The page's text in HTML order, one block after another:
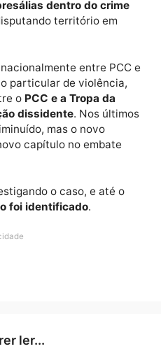
criminosas.
adolescente de 17 anos
no ano passado,
a tiros. Essa conexão
que a nova execução seja
dentro do crime
disputando território em
particular de violência,
oPCC e a Tropa da
dissidente
novo capítulo no embate
foi identificado